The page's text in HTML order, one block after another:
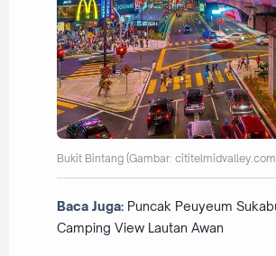
Bukit Bintang (Gambar:
Baca Juga: Puncak Peuyeum
Camping View Lautan Awan